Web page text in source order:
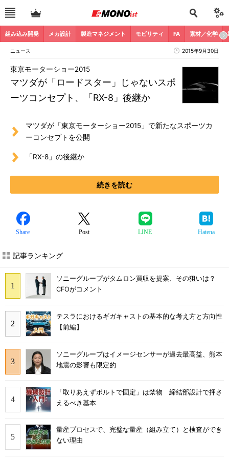
組み込み開発 メカ設計 製造マネジメント モビリティ FA 素材／化学
ニュース 2015年9月30日
マツダが「ロードスター」じゃないスポ
ーツコンセプト、「RX-8」後継か
東京モーターショー2015
マツダが「東京モーターショー2015」で新たなスポーツカ
ーコンセプトを公開
「RX-8」の後継か
続きを読む
Share Post LINE Hatena
記事ランキング
ソニーグループがタムロン買収を提案、その狙いは？
CFOがコメント
テスラにおけるギガキャストの基本的な考え方と方向性
【前編】
ソニーグループはイメージセンサーが過去最高益、熊本
地震の影響も限定的
「取りあえずボルトで固定」は禁物 締結部設計で押さ
えるべき基本
量産プロセスで、完璧な量産（組み立て）と検査ができ
ない理由